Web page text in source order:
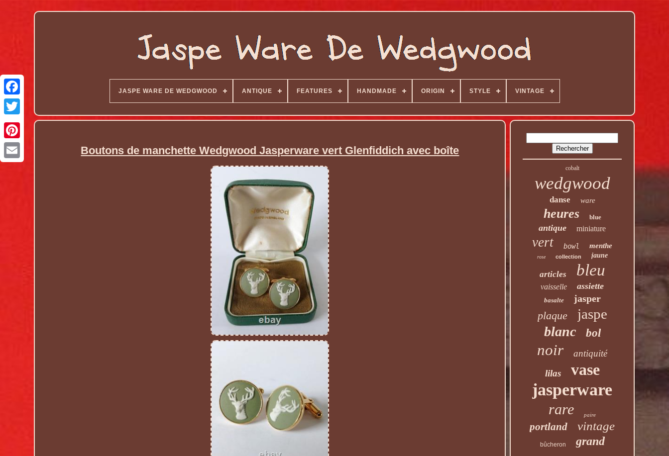
JASPE WARE DE WEDGWOOD ANTIQUE FEATURES HANDMADE ORIGIN STYLE VINTAGE
Boutons de manchette Wedgwood Jasperware vert Glenfiddich avec boîte
cobalt
wedgwood
danse ware
heures blue
antique miniature
vert bowl menthe
rose collection jaune
articles bleu
vaisselle assiette
basalte jasper
plaque jaspe
blanc bol
noir
antiquité
lilas
vase
jasperware
rare paire
portland vintage
bûcheron grand